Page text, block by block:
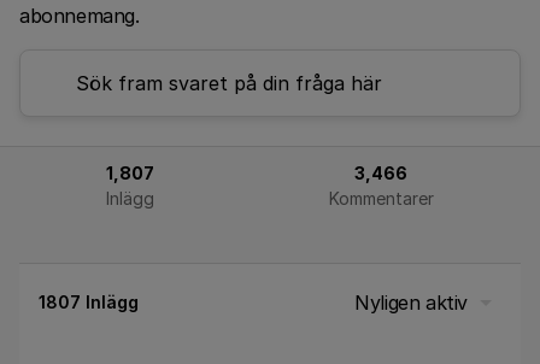
abonnemang.
1,807
Inlägg
3,466
Kommentarer
1807 Inlägg Nyligen aktiv